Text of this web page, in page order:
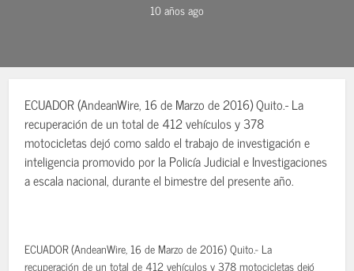
10 años ago
ECUADOR (AndeanWire, 16 de Marzo de 2016) Quito.- La
recuperación de un total de 412 vehículos y 378
motocicletas dejó como saldo el trabajo de investigación e
inteligencia promovido por la Policía Judicial e Investigaciones
a escala nacional, durante el bimestre del presente año.
ECUADOR (AndeanWire, 16 de Marzo de 2016) Quito.- La
recuperación de un total de 412 vehículos y 378 motocicletas dejó